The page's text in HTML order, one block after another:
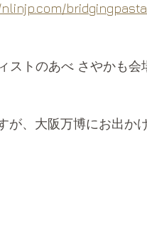
ストのあべ さやかも
が、大阪万博にお出か